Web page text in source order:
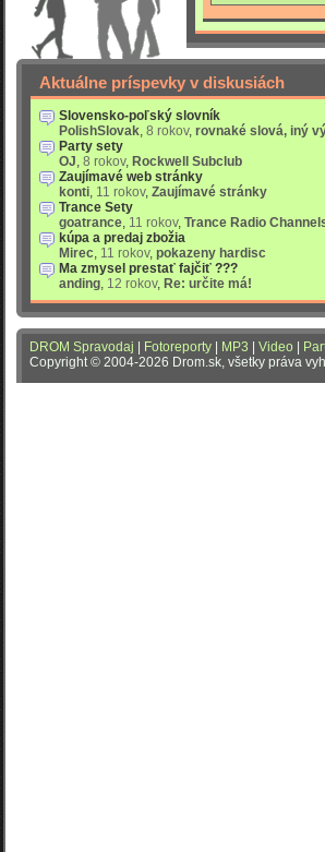
Aktuálne príspevky v diskusiách
Slovensko-poľský slovník
PolishSlovak, 8 rokov, rovnaké slová, iný
Party sety
OJ, 8 rokov, Rockwell Subclub
Zaujímavé web stránky
konti, 11 rokov, Zaujímavé stránky
Trance Sety
goatrance, 11 rokov, Trance Radio
kúpa a predaj zbožia
Mirec, 11 rokov, pokazeny hardisc
Ma zmysel prestať fajčiť ???
anding, 12 rokov, Re: určite má!
DROM Spravodaj Fotoreporty MP3 Video
Copyright © 2004-2026 Drom.sk, všetky práva